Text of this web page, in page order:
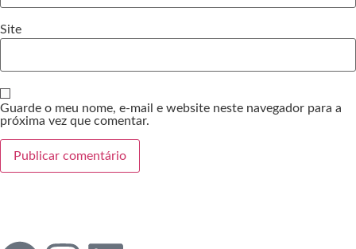
Site
Guarde o meu nome, e-mail e website neste navegador para a
próxima vez que comentar.